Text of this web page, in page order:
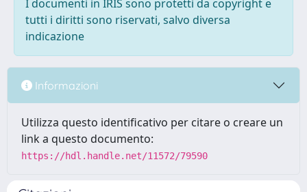
I documenti in IRIS sono protetti da copyright e
tutti i diritti sono riservati, salvo diversa
indicazione
Informazioni
Utilizza questo identificativo per citare o creare un
link a questo documento:
https://hdl.handle.net/11572/79590